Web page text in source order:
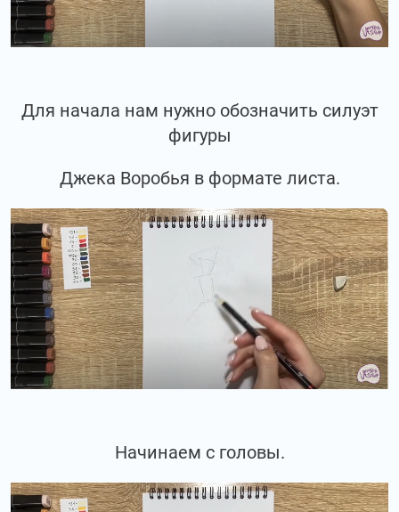
Для начала нам нужно обозначить силуэт
фигуры
Джека Воробья в формате листа.
Начинаем с головы.